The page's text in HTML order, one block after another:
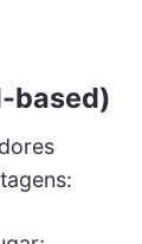
based)